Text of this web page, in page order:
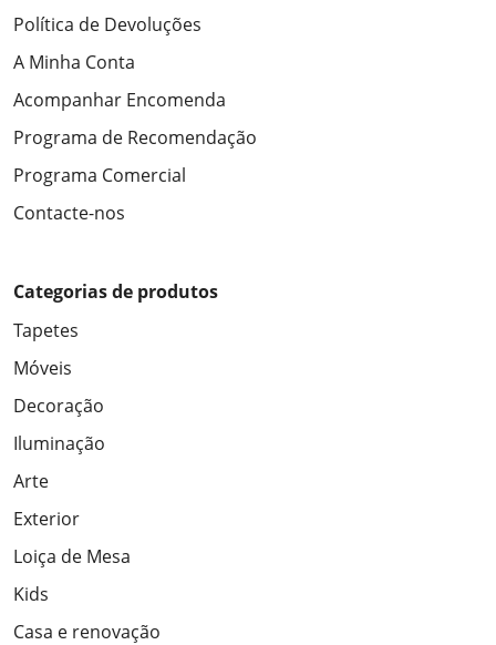
Política de Devoluções
A Minha Conta
Acompanhar Encomenda
Programa de Recomendação
Programa Comercial
Contacte-nos
Categorias de produtos
Tapetes
Móveis
Decoração
Iluminação
Arte
Exterior
Loiça de Mesa
Kids
Casa e renovação